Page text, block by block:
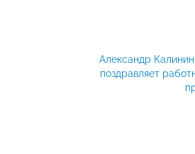
Александр
поздравляет